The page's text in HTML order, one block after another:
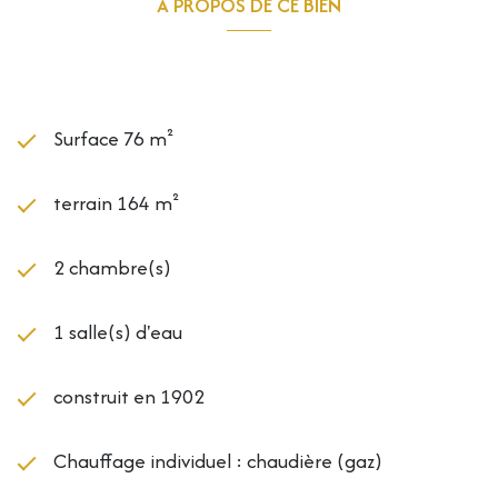
Les informations sur les risques auxquels ce bien est
exposé sont disponibles sur le site Géorisques :
Surface 76 m²
terrain 164 m²
2 chambre(s)
1 salle(s) d'eau
construit en 1902
Chauffage individuel : chaudière (gaz)